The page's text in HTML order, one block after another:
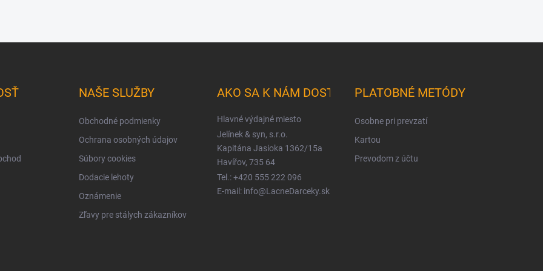
NAŠE SLUŽBY
Obchodné podmienky
Ochrana osobných údajov
Súbory cookies
Dodacie lehoty
Oznámenie
Zľavy pre stálych zákazníkov
AKO SA K NÁM DOSTANETE
Hlavné výdajné miesto
Jelínek & syn, s.r.o.
Kapitána Jasioka 1362/15a
Havířov, 735 64
Tel.: +420 555 222 096
E-mail: info@LacneDarceky.sk
PLATOBNÉ METÓDY
Osobne pri prevzatí
Kartou
Prevodom z účtu